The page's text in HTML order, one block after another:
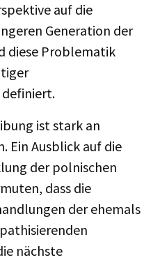
auf die
Generation der
diese Problematik
definiert.
ist stark an
Ein Ausblick auf die
der polnischen
dass die
der ehemals
nächste